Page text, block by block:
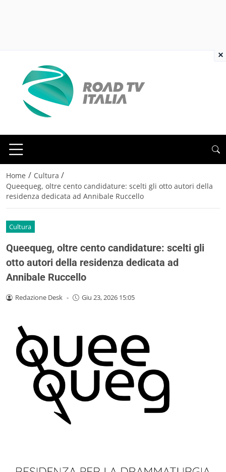
Home / Cultura /
Queequeg, oltre cento candidature: scelti gli otto autori della
residenza dedicata ad Annibale Ruccello
Cultura
Queequeg, oltre cento candidature: scelti gli
otto autori della residenza dedicata ad
Annibale Ruccello
Redazione Desk - Giu 23, 2026 15:05
×